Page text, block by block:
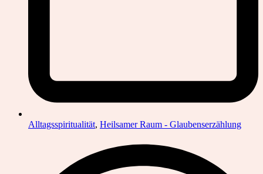
Alltagsspiritualität, Heilsamer Raum - Glaubenserzählung